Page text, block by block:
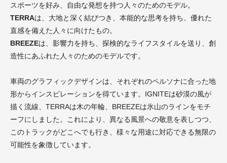
スポーツを好み、自由な発想を持つ人々のためのモデル。
TERRAは、大地と深く結びつき、本能的な思考を持ち、優れた
直感を備えた人々に向けたもの。
BREEZEは、影響力を持ち、探検的なライフスタイルを送り、創
造性にあふれた人々のためのモデルです。
車両のグラフィックデザインは、それぞれのペルソナに合った地
形からインスピレーションを得ています。IGNITEは砂漠の風が
描く流線、TERRAは木の年輪、BREEZEは氷山のラインをモチ
ーフにしました。これにより、異なる風景への敬意を表しつつ、
このトラックがどこへでも行き、様々な用途に対応できる無限の
可能性を象徴しています。